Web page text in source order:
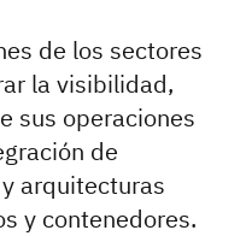
de los sectores
la visibilidad,
sus operaciones
de
arquitecturas
y contenedores.